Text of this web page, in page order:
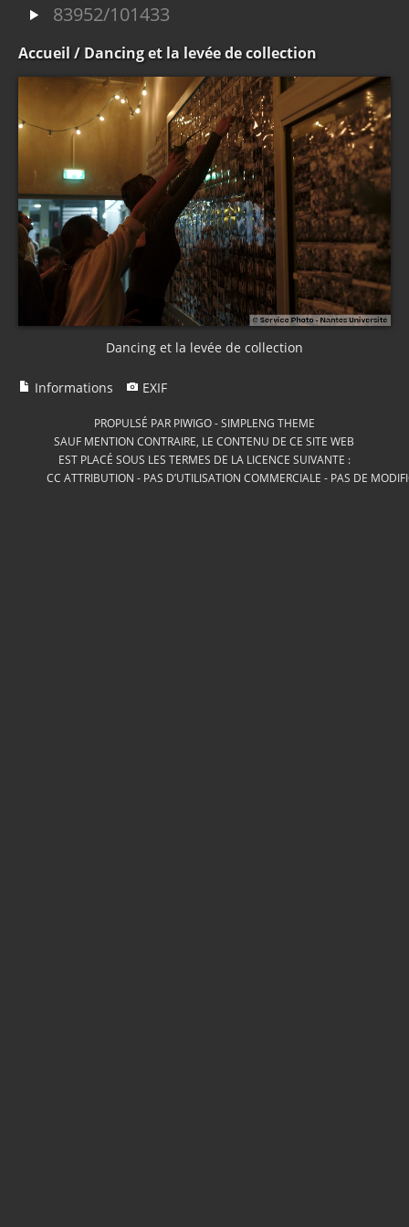
83952/101433
Accueil / Dancing et la levée de collection
Dancing et la levée de collection
Informations EXIF
PROPULSÉ PAR PIWIGO-SIMPLENG THEME
SAUF MENTION CONTRAIRE, LE CONTENU DE CE SITE WEB
EST PLACÉ SOUS LES TERMES DE LA LICENCE SUIVANTE :
CC ATTRIBUTION - PAS D’UTILISATION COMMERCIALE - PAS DE